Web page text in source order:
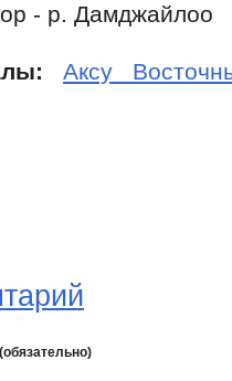
- р. Дамджайлоо
Аксу